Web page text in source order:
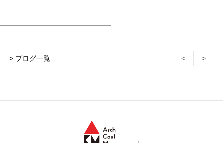
> ブログ一覧 < >